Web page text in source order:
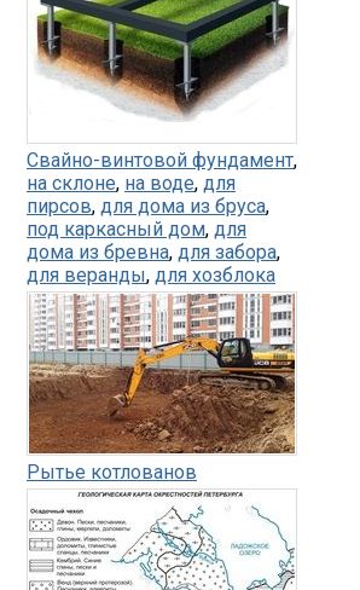
Свайно-винтовой фундамент,
на склоне, на воде, для
пирсов, для дома из бруса,
под каркасный дом, для
дома из бревна, для забора,
для веранды, для хозблока
Рытье котлованов